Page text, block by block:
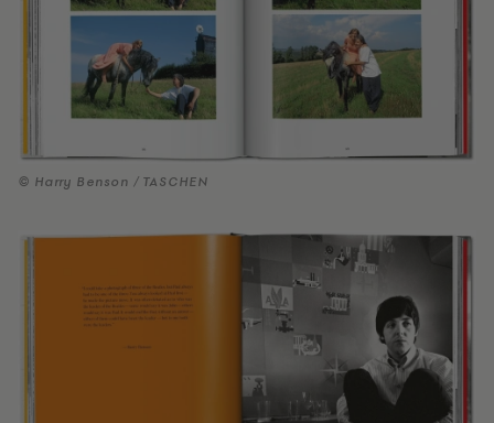
© Harry Benson / TASCHEN